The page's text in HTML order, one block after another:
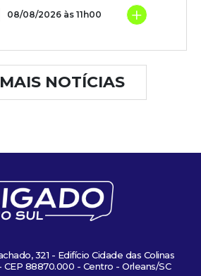
08/08/2026 às 11h00 +
NOTÍCIAS
321 - Edifício Cidade das Colinas
CEP 88870.000 - Centro - Orleans/SC